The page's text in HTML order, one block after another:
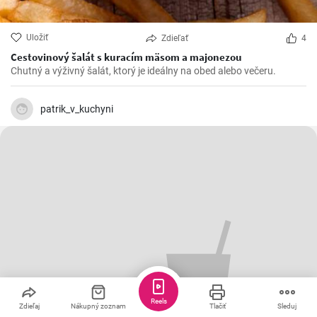
Uložiť Zdieľať 4
Cestovinový šalát s kuracím mäsom a majonezou
Chutný a výživný šalát, ktorý je ideálny na obed alebo večeru.
patrik_v_kuchyni
Zdieľaj Nákupný zoznam Tlačiť Sleduj
Reels